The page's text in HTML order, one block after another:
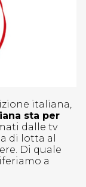
italiana,
sta per
dalle tv
di lotta al
Di quale
a